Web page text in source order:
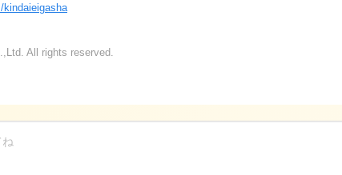
kindaieigasha
All rights reserved.